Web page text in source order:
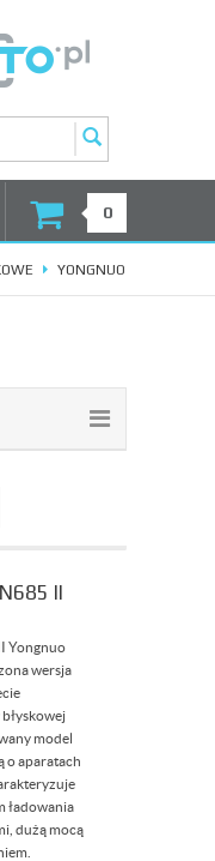
0
YONGNUO
II
Yongnuo
wersja
model
o aparatach
ładowania
dużą mocą